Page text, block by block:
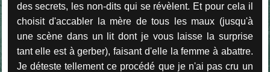
des secrets, les non-dits qui se révèlent. Et pour cela il
choisit d'accabler la mère de tous les maux (jusqu'à
une scène dans un lit dont je vous laisse la surprise
tant elle est à gerber), faisant d'elle la femme à abattre.
Je déteste tellement ce procédé que je n'ai pas cru un